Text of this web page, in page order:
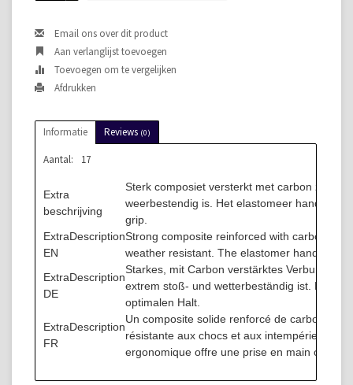
Email ons over dit product
Aan verlanglijst toevoegen
Toevoegen om te vergelijken
Afdrukken
Informatie Reviews (0)
Aantal: 17
Extra
beschrijving
Sterk composiet versterkt met carbon zorgt
weerbestendig is. Het elastomeer handvat
grip.
ExtraDescription
EN
Strong composite reinforced with carbon
weather resistant. The elastomer handle
ExtraDescription
DE
Starkes, mit Carbon verstärktes
extrem stoß- und wetterbeständig ist. Der
optimalen Halt.
ExtraDescription
FR
Un composite solide renforcé de carbone
résistante aux chocs et aux intempéries. La
ergonomique offre une prise en main